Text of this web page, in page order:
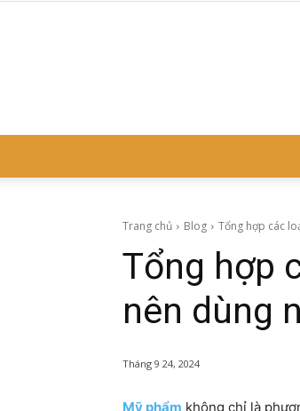
Trang chủ Blog Tổng hợp các
Tổng hợp
nên dùng
Tháng 9 24, 2024
Mỹ phẩm không chỉ là